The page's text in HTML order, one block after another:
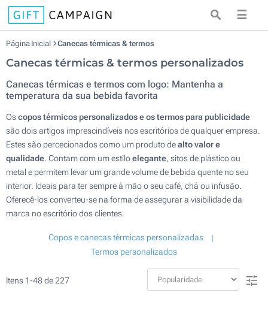
☰
Página Inicial Canecas térmicas & termos
Canecas térmicas & termos personalizados
Canecas térmicas e termos com logo: Mantenha a
temperatura da sua bebida favorita
Oscopos térmicos personalizados e os termos para publicidade
são dois artigos imprescindíveis nos escritórios de qualquer empresa.
Estes são percecionados como um produto dealto valor e
qualidade. Contam com um estiloelegante, sitos de plástico ou
metal e permitem levar um grande volume de bebida quente no seu
interior. Ideais para ter sempre à mão o seu café, chá ou infusão.
Oferecê-los converteu-se na forma de assegurar a visibilidade da
marca no escritório dos clientes.
Copos e canecas térmicas personalizadas
Termos personalizados
Itens 1-48de227